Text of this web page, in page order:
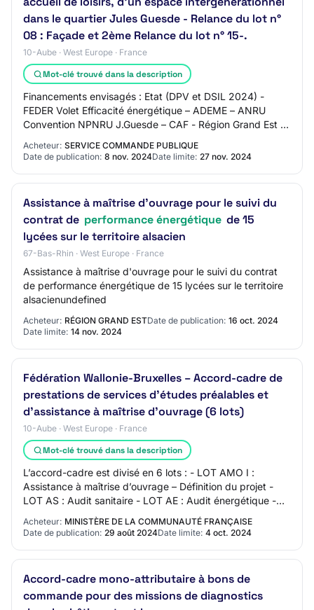
dans le quartier Jules Guesde - Relance du lot n°
08 : Façade et 2ème Relance du lot n° 15-.
10-Aube · West Europe · France
Mot-clé trouvé dans la description
Financements envisagés : Etat (DPV et DSIL 2024) -
FEDER Volet Efficacité énergétique – ADEME – ANRU
Convention NPNRU J.Guesde – CAF - Région Grand Est -
Acheteur: SERVICE COMMANDE PUBLIQUE
Date de publication: 8 nov. 2024Date limite: 27 nov. 2024
Assistance à maîtrise d'ouvrage pour le suivi du
contrat de performance énergétique de 15
lycées sur le territoire alsacien
67-Bas-Rhin · West Europe · France
Assistance à maîtrise d'ouvrage pour le suivi du contrat
de performance énergétique de 15 lycées sur le territoire
alsacienundefined
Acheteur: RÉGION GRAND ESTDate de publication: 16 oct. 2024
Date limite: 14 nov. 2024
Fédération Wallonie-Bruxelles – Accord-cadre de
prestations de services d’études préalables et
d’assistance à maîtrise d’ouvrage (6 lots)
10-Aube · West Europe · France
Mot-clé trouvé dans la description
L’accord-cadre est divisé en 6 lots : - LOT AMO I :
Assistance à maîtrise d’ouvrage – Définition du projet -
LOT AS : Audit sanitaire - LOT AE : Audit énergétique -
LOT AR : Audit réemploi - LOT AMO…
Acheteur: MINISTÈRE DE LA COMMUNAUTÉ FRANÇAISE
Date de publication: 29 août 2024Date limite: 4 oct. 2024
Accord-cadre mono-attributaire à bons de
commande pour des missions de diagnostics